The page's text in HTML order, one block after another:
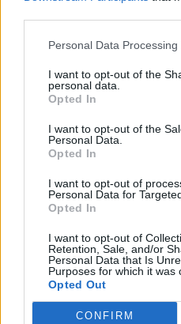
Personal Data
I want to opt-out of the
personal data.
Opted In
I want to opt-out of the
Personal Data.
Opted In
I want to opt-out of
Personal Data for
Opted In
I want to opt-out of
Retention, Sale, and/or
Personal Data that Is
Purposes for which it was
Opted Out
CONFIRM